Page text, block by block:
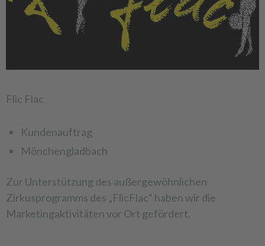
Flic Flac
Kundenauftrag
Mönchengladbach
Zur Unterstützung des außergewöhnlichen
Zirkusprogramms des „FlicFlac“ haben wir die
Marketingaktivitäten vor Ort gefördert.